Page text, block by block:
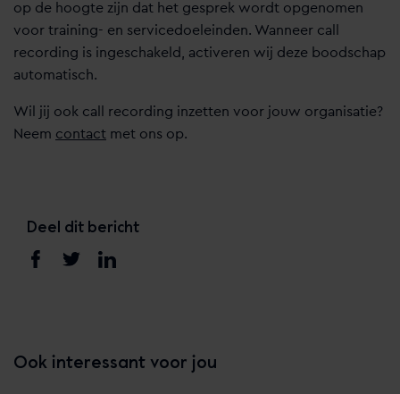
op de hoogte zijn dat het gesprek wordt opgenomen
voor training- en servicedoeleinden. Wanneer call
recording is ingeschakeld, activeren wij deze boodschap
automatisch.
Wil jij ook call recording inzetten voor jouw organisatie?
Neem contact met ons op.
Deel dit bericht
Ook interessant voor jou